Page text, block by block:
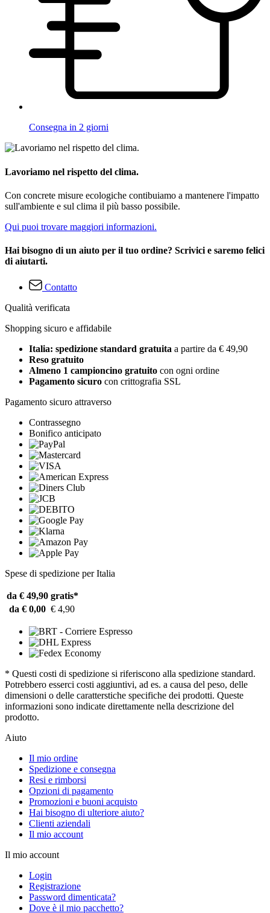
Consegna in 2 giorni
Lavoriamo nel rispetto del clima.
Con concrete misure ecologiche contibuiamo a mantenere l'impatto
sull'ambiente e sul clima il più basso possibile.
Qui puoi trovare maggiori informazioni.
Hai bisogno di un aiuto per il tuo ordine? Scrivici e saremo felici
di aiutarti.
Contatto
Qualità verificata
Shopping sicuro e affidabile
Italia: spedizione standard gratuita a partire da € 49,90
Reso gratuito
Almeno 1 campioncino gratuito con ogni ordine
Pagamento sicuro con crittografia SSL
Pagamento sicuro attraverso
Contrassegno
Bonifico anticipato
Spese di spedizione per Italia
da € 49,90 gratis*
da € 0,00 € 4,90
* Questi costi di spedizione si riferiscono alla spedizione standard.
Potrebbero esserci costi aggiuntivi, ad es. a causa del peso, delle
dimensioni o delle caratterstiche specifiche dei prodotti. Queste
informazioni sono indicate direttamente nella descrizione del
prodotto.
Aiuto
Il mio ordine
Spedizione e consegna
Resi e rimborsi
Opzioni di pagamento
Promozioni e buoni acquisto
Hai bisogno di ulteriore aiuto?
Clienti aziendali
Il mio account
Il mio account
Login
Registrazione
Password dimenticata?
Dove è il mio pacchetto?